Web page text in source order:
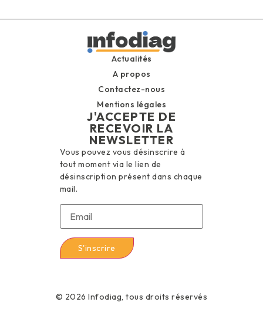
Actualités
A propos
Contactez-nous
Mentions légales
J'ACCEPTE DE
RECEVOIR LA
NEWSLETTER
Vous pouvez vous désinscrire à
tout moment via le lien de
désinscription présent dans chaque
mail.
© 2026 Infodiag, tous droits réservés